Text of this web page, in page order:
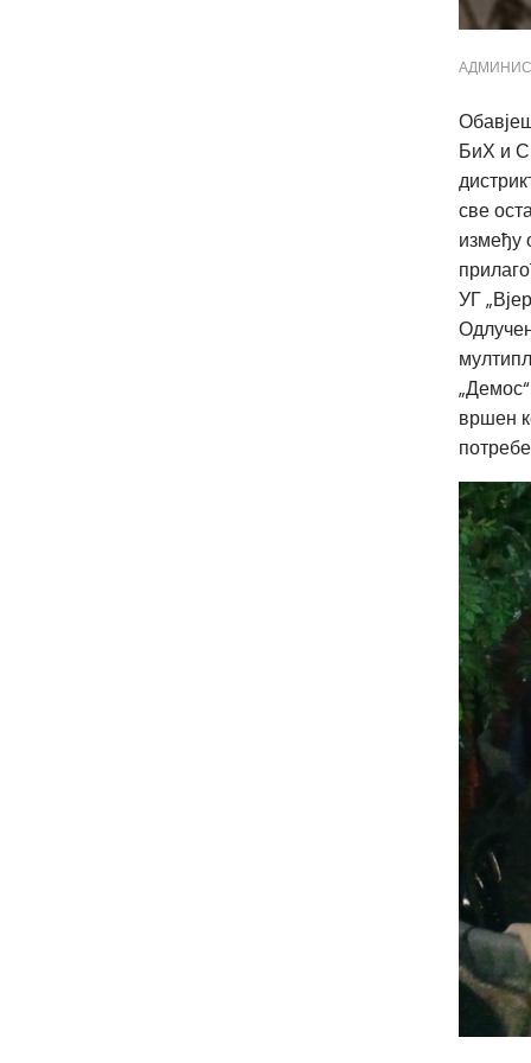
БиХ и
све
између
УГ
вршен